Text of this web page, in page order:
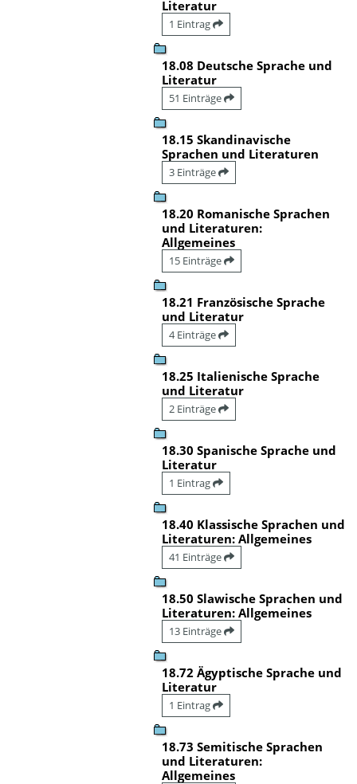
Literatur
1 Eintrag
18.08 Deutsche Sprache und
Literatur
51 Einträge
18.15 Skandinavische
Sprachen und Literaturen
3 Einträge
18.20 Romanische Sprachen
und Literaturen:
Allgemeines
15 Einträge
18.21 Französische Sprache
und Literatur
4 Einträge
18.25 Italienische Sprache
und Literatur
2 Einträge
18.30 Spanische Sprache und
Literatur
1 Eintrag
18.40 Klassische Sprachen und
Literaturen: Allgemeines
41 Einträge
18.50 Slawische Sprachen und
Literaturen: Allgemeines
13 Einträge
18.72 Ägyptische Sprache und
Literatur
1 Eintrag
18.73 Semitische Sprachen
und Literaturen:
Allgemeines